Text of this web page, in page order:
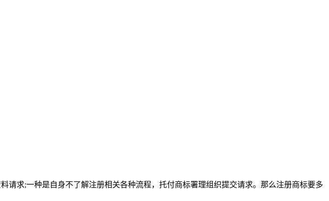
求;一种是自身不了解注册相关各种流程，托付商标署理组织提交请求。那么注册商标要多